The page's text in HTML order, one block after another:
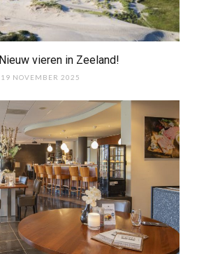
vieren in Zeeland!
19 NOVEMBER 2025